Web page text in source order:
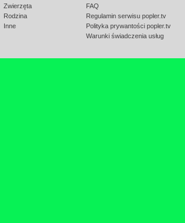
Zwierzęta
Rodzina
Inne
FAQ
Regulamin serwisu popler.tv
Polityka prywantości popler.tv
Warunki świadczenia usług